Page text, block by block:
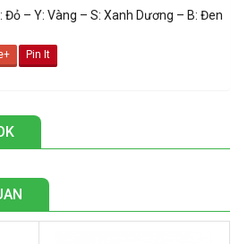
Đỏ – Y: Vàng – S: Xanh Dương – B: Đen
Pin It